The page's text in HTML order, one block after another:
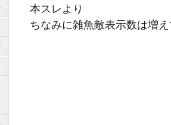
本スレより
ちなみに雑魚敵表示数は増